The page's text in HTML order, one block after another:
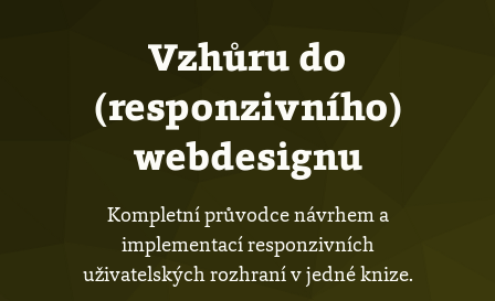
Vzhůru do
(responziv­ního)
webdesignu
Kompletní průvodce návrhem a
implementací responzivních
uživatelských rozhraní v jedné knize.